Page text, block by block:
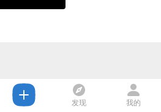
发现 我的